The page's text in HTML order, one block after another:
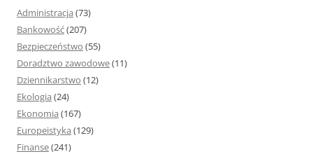
Administracja (73)
Bankowość(207)
Bezpieczeństwo (55)
Doradztwo zawodowe(11)
Dziennikarstwo (12)
Ekologia (24)
Ekonomia (167)
Europeistyka (129)
Finanse(241)